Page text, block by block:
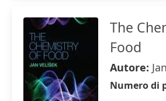
The
Food
Autore:
Numero di